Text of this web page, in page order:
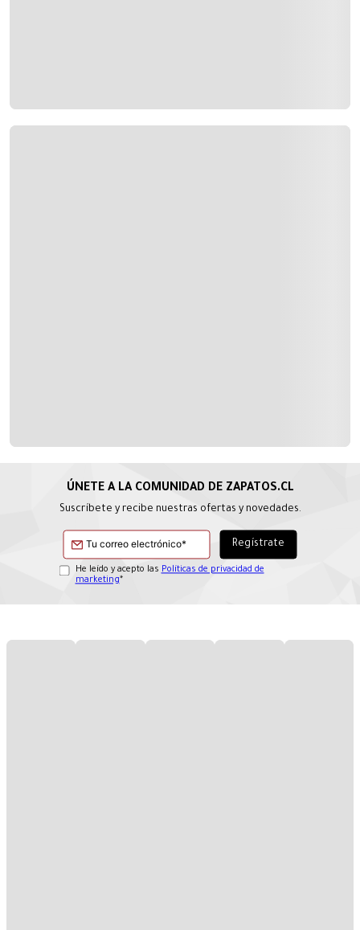
Suscríbete y recibe nuestras ofertas y novedades.
He leído y acepto las Políticas de privacidad de
marketing*